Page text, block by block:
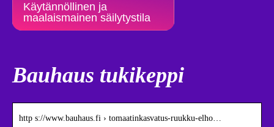
Käytännöllinen ja
maalaismainen säilytystila
Bauhaus tukikeppi
http s://www.bauhaus.fi › tomaatinkasvatus-ruukku-elho…